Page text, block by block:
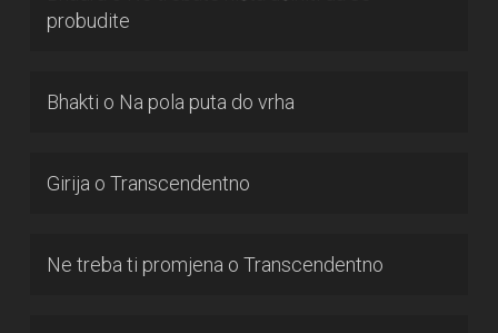
probudite
Bhakti o Na pola puta do vrha
Girija o Transcendentno
Ne treba ti promjena o Transcendentno